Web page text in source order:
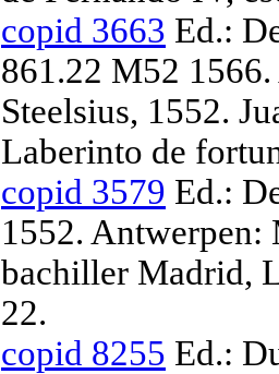
copid 3663 Ed.:
861.22 M52 1566.
Steelsius, 1552.
Laberinto de
copid 3579 Ed.:
1552. Antwerpen:
bachiller Madrid,
22.
copid 8255 Ed.: